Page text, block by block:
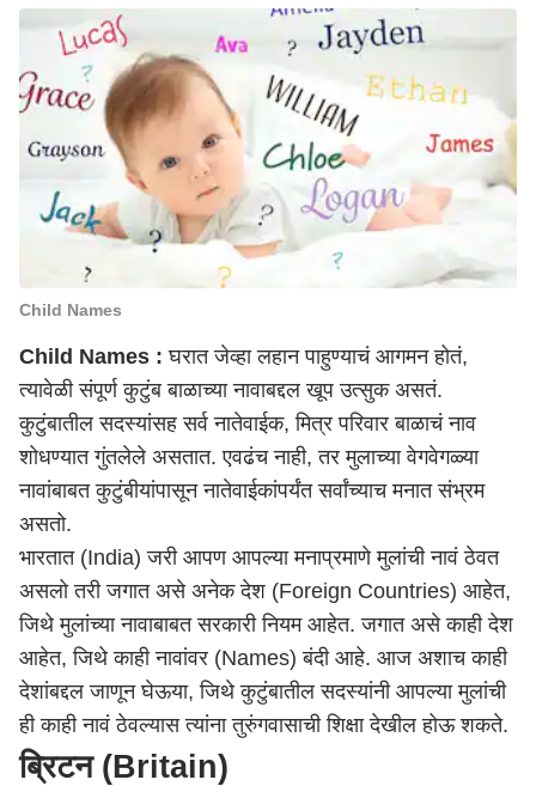
Child Names
Child Names : घरात जेव्हा लहान पाहुण्याचं आगमन होतं,
त्यावेळी संपूर्ण कुटुंब बाळाच्या नावाबद्दल खूप उत्सुक असतं.
कुटुंबातील सदस्यांसह सर्व नातेवाईक, मित्र परिवार बाळाचं नाव
शोधण्यात गुंतलेले असतात. एवढंच नाही, तर मुलाच्या वेगवेगळ्या
नावांबाबत कुटुंबीयांपासून नातेवाईकांपर्यंत सर्वांच्याच मनात संभ्रम
असतो.
भारतात (India) जरी आपण आपल्या मनाप्रमाणे मुलांची नावं ठेवत
असलो तरी जगात असे अनेक देश (Foreign Countries) आहेत,
जिथे मुलांच्या नावाबाबत सरकारी नियम आहेत. जगात असे काही देश
आहेत, जिथे काही नावांवर (Names) बंदी आहे. आज अशाच काही
देशांबद्दल जाणून घेऊया, जिथे कुटुंबातील सदस्यांनी आपल्या मुलांची
ही काही नावं ठेवल्यास त्यांना तुरुंगवासाची शिक्षा देखील होऊ शकते.
ब्रिटन (Britain)